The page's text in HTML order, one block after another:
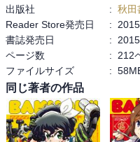
出版社
: 秋田
Reader Store発売日
:
書誌発売日
:
ページ数
:
212
ファイルサイズ
:
同じ著者の作品